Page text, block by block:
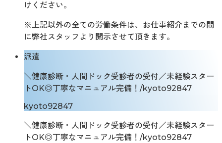
けください。
※上記以外の全ての労働条件は、お仕事紹介までの間
に弊社スタッフより開示させて頂きます。
派遣
＼健康診断・人間ドック受診者の受付／未経験スター
トOK◎丁寧なマニュアル完備！/kyoto92847
kyoto92847
＼健康診断・人間ドック受診者の受付／未経験スター
トOK◎丁寧なマニュアル完備！/kyoto92847